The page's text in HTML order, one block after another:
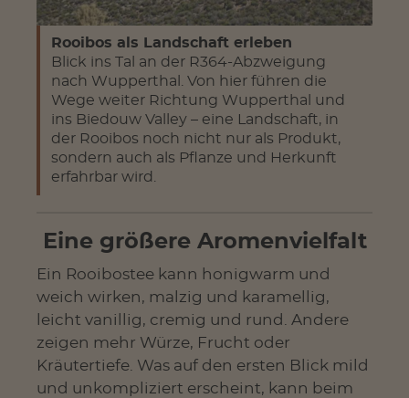
Rooibos als Landschaft erleben
Blick ins Tal an der R364-Abzweigung
nach Wupperthal. Von hier führen die
Wege weiter Richtung Wupperthal und
ins Biedouw Valley – eine Landschaft, in
der Rooibos noch nicht nur als Produkt,
sondern auch als Pflanze und Herkunft
erfahrbar wird.
Eine größere Aromenvielfalt
Ein Rooibostee kann honigwarm und
weich wirken, malzig und karamellig,
leicht vanillig, cremig und rund. Andere
zeigen mehr Würze, Frucht oder
Kräutertiefe. Was auf den ersten Blick mild
und unkompliziert erscheint, kann beim